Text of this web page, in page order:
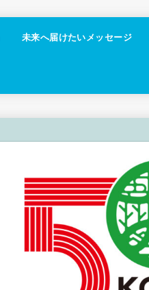
未来へ届けたいメッセージ